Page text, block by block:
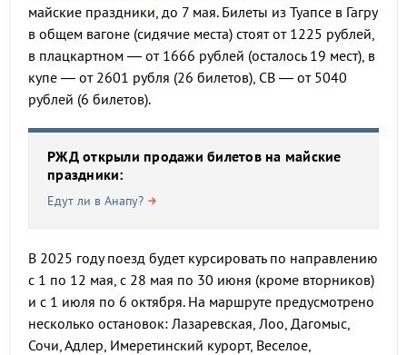
майские праздники, до 7 мая. Билеты из Туапсе в Гагру
в общем вагоне (сидячие места) стоят от 1225 рублей,
в плацкартном — от 1666 рублей (осталось 19 мест), в
купе — от 2601 рубля (26 билетов), СВ — от 5040
рублей (6 билетов).
РЖД открыли продажи билетов на майские
праздники:
Едут ли в Анапу?
В 2025 году поезд будет курсировать по направлению
с 1 по 12 мая, с 28 мая по 30 июня (кроме вторников)
и с 1 июля по 6 октября. На маршруте предусмотрено
несколько остановок: Лазаревская, Лоо, Дагомыс,
Сочи, Адлер, Имеретинский курорт, Веселое,